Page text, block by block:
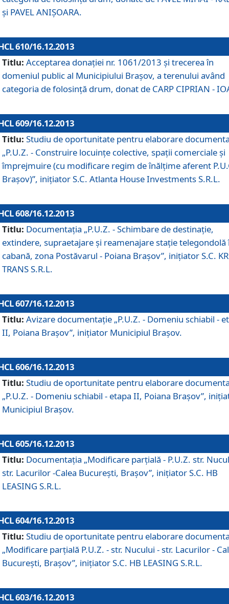
şi PAVEL ANIŞOARA.
610/16.12.2013
Titlu: Acceptarea donaţiei nr. 1061/2013 şi trecerea în
domeniul public al Municipiului Braşov, a terenului având
categoria de folosinţă drum, donat de CARP CIPRIAN -
609/16.12.2013
Titlu: Studiu de oportunitate pentru elaborare
„P.U.Z. - Construire locuinţe colective, spaţii comerciale şi
împrejmuire (cu modificare regim de înălţime aferent
Braşov)”, iniţiator S.C. Atlanta House Investments S.R.L.
608/16.12.2013
Titlu: Documentaţia „P.U.Z. - Schimbare de destinaţie,
extindere, supraetajare şi reamenajare staţie telegondolă
cabană, zona Postăvarul - Poiana Braşov”, iniţiator S.C.
TRANS S.R.L.
607/16.12.2013
Titlu: Avizare documentaţie „P.U.Z. - Domeniu schiabil -
II, Poiana Braşov”, iniţiator Municipiul Braşov.
606/16.12.2013
Titlu: Studiu de oportunitate pentru elaborare
„P.U.Z. - Domeniu schiabil - etapa II, Poiana Braşov”,
Municipiul Braşov.
605/16.12.2013
Titlu: Documentaţia „Modificare parţială - P.U.Z. str.
str. Lacurilor -Calea Bucureşti, Braşov”, iniţiator S.C. HB
LEASING S.R.L.
604/16.12.2013
Titlu: Studiu de oportunitate pentru elaborare
„Modificare parţială P.U.Z. - str. Nucului - str. Lacurilor -
Bucureşti, Braşov”, iniţiator S.C. HB LEASING S.R.L.
603/16.12.2013